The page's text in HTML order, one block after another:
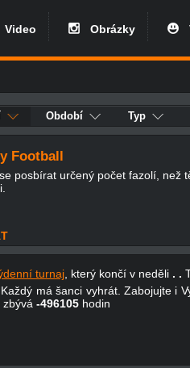
Video Obrázky
Období Typ
Football
posbírat určený počet fazolí, než
turnaj , který končí v neděli . .
má šanci vyhrát. Zabojujte i
-496105 hodin